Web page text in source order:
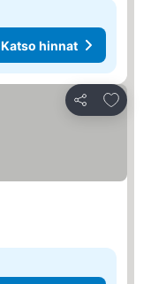
Katso hinnat
Jaa
Lisää